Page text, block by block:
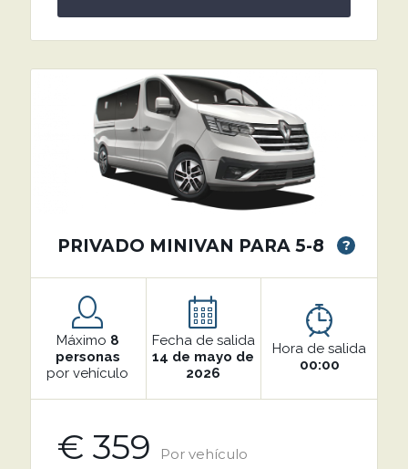
PRIVADO MINIVAN PARA 5-8 ?
Máximo 8
personas
por vehículo
Fecha de salida
14 de mayo de
2026
Hora de salida
00:00
€ 359 Por vehículo